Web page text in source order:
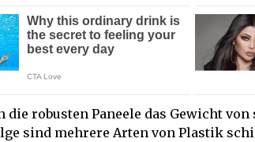
die robusten Paneele das Gewicht
sind mehrere Arten von Plastik